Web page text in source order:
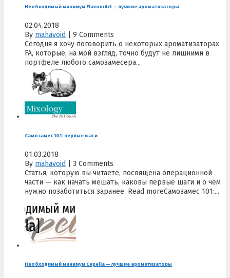
Необходимый минимум FlavourArt — лучшие ароматизаторы
02.04.2018
By mahavoid
9 Comments
Сегодня я хочу поговорить о некоторых ароматизаторах
FA, которые, на мой взгляд, точно будут не лишними в
портфеле любого самозамесера...
Самозамес 101: первые шаги
01.03.2018
By mahavoid
3 Comments
Статья, которую вы читаете, посвящена операционной
части — как начать мешать, каковы первые шаги и о чём
нужно позаботиться заранее. Read moreСамозамес 101:...
Необходимый минимум Capella — лучшие ароматизаторы